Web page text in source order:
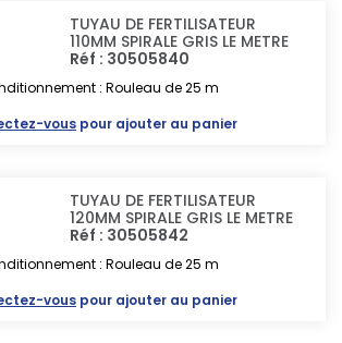
TUYAU DE FERTILISATEUR
110MM SPIRALE GRIS LE METRE
Réf : 30505840
: Rouleau de 25 m
vous pour ajouter au panier
TUYAU DE FERTILISATEUR
120MM SPIRALE GRIS LE METRE
Réf : 30505842
: Rouleau de 25 m
vous pour ajouter au panier